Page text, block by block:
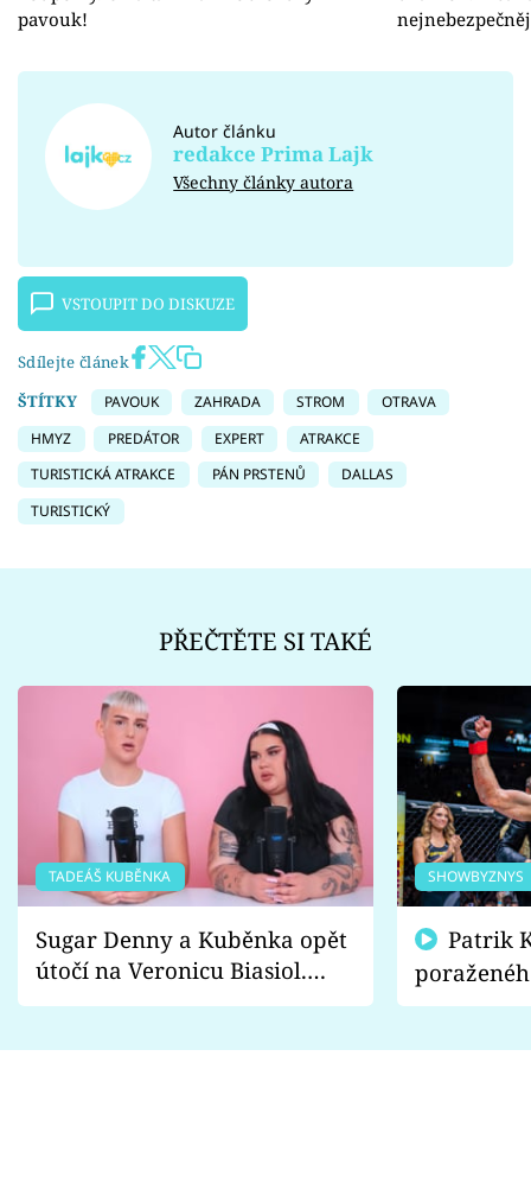
pavouk!
Autor článku
redakce Prima Lajk
Všechny články autora
VSTOUPIT DO DISKUZE
Sdílejte článek
ŠTÍTKY
PAVOUK ZAHRADA STROM
OTRAVA
HMYZ
PREDÁTOR EXPERT
ATRAKCE
TURISTICKÁ ATRAKCE
PÁN PRSTENŮ
DALLAS
TURISTICKÝ
PŘEČTĚTE SI TAKÉ
TADEÁŠ KUBĚNKA
Sugar Denny a Kuběnka opět
útočí na Veronicu Biasiol.
Proč je podle nich falešná a
SHOWBYZNYS
fanoušci